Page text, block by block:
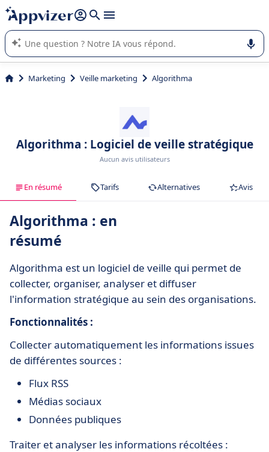
répondre (plusieurs lignes avec
L'IA de Appvizer vous guide dans l'utilisation ou la sélection de
logiciel SaaS en entreprise.
Marketing Veille marketing Algorithma
Algorithma : Logiciel de veille stratégique
Aucun avis utilisateurs
En résumé Tarifs Alternatives Avis
Algorithma : en
résumé
Algorithma est un logiciel de veille qui permet de
collecter, organiser, analyser et diffuser
l'information stratégique au sein des organisations.
Fonctionnalités :
Collecter automatiquement les informations issues
de différentes sources :
Flux RSS
Médias sociaux
Données publiques
Traiter et analyser les informations récoltées :